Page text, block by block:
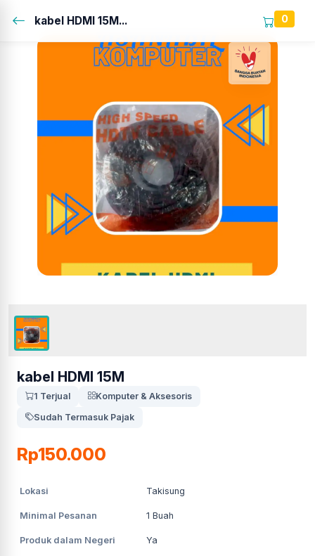
kabel HDMI 15M... 0
kabel HDMI 15M
1 Terjual
Komputer & Aksesoris
Sudah Termasuk Pajak
Rp150.000
Lokasi Takisung
Minimal Pesanan 1 Buah
Produk dalam Negeri Ya